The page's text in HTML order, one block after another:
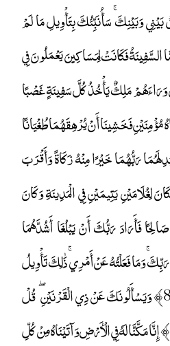
بَيْنِي وَبَيْنِكَ ۚ سَأُنَبِّئُكَ بِتَأْوِيلِ مَا لَمْ
صَبْرًا ﴿78﴾ أَمَّا السَّفِينَةُ فَكَانَتْ لِمَسَاكِينَ يَعْمَلُونَ فِي
وَرَاءَهُمْ مَلِكٌ يَأْخُذُ كُلَّ سَفِينَةٍ غَصْبًا
مُؤْمِنَيْنِ فَخَشِينَا أَنْ يُرْهِقَهُمَا طُغْيَانًا
أَنْ يُبْدِلَهُمَا رَبُّهُمَا خَيْرًا مِنْهُ زَكَاةً وَأَقْرَبَ
فَكَانَ لِغُلَامَيْنِ يَتِيمَيْنِ فِي الْمَدِينَةِ وَكَانَ
فَأَرَادَ رَبُّكَ أَنْ يَبْلُغَا أَشُدَّهُمَا
وَمَا فَعَلْتُهُ عَنْ أَمْرِي ۚ ذَٰلِكَ تَأْوِيلُ
مَا لَمْ تَسْطِعْ عَلَيْهِ صَبْرًا ﴿82﴾ وَيَسْأَلُونَكَ عَنْ ذِي الْقَرْنَيْنِ ۖ قُلْ
سَأَتْلُو عَلَيْكُمْ مِنْهُ ذِكْرًا ﴿83﴾ إِنَّا مَكَّنَّا لَهُ فِي الْأَرْضِ وَآتَيْنَاهُ مِنْ كُلِّ